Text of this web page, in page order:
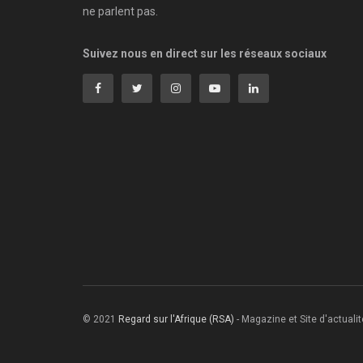
ne parlent pas.
Suivez nous en direct sur les réseaux sociaux
© 2021 Regard sur l'Afrique (RSA) - Magazine et Site